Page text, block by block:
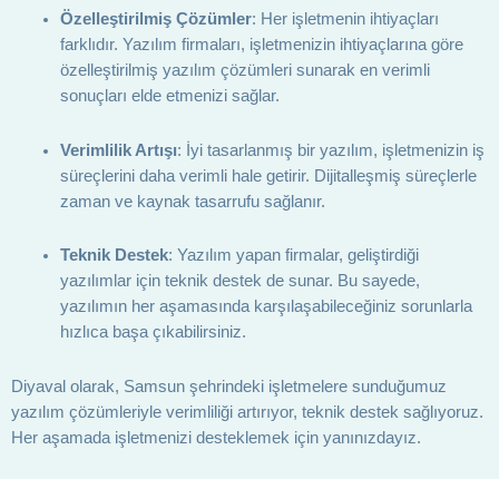
Özelleştirilmiş Çözümler: Her işletmenin ihtiyaçları
farklıdır. Yazılım firmaları, işletmenizin ihtiyaçlarına göre
özelleştirilmiş yazılım çözümleri sunarak en verimli
sonuçları elde etmenizi sağlar.
Verimlilik Artışı: İyi tasarlanmış bir yazılım, işletmenizin iş
süreçlerini daha verimli hale getirir. Dijitalleşmiş süreçlerle
zaman ve kaynak tasarrufu sağlanır.
Teknik Destek: Yazılım yapan firmalar, geliştirdiği
yazılımlar için teknik destek de sunar. Bu sayede,
yazılımın her aşamasında karşılaşabileceğiniz sorunlarla
hızlıca başa çıkabilirsiniz.
Diyaval olarak, Samsun şehrindeki işletmelere sunduğumuz
yazılım çözümleriyle verimliliği artırıyor, teknik destek sağlıyoruz.
Her aşamada işletmenizi desteklemek için yanınızdayız.